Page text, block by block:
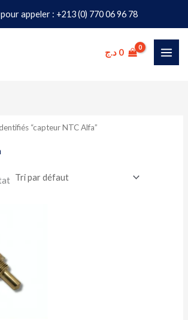
appeler : +213 (0) 770 06 96 78
0 د.ج
“capteur NTC Alfa”